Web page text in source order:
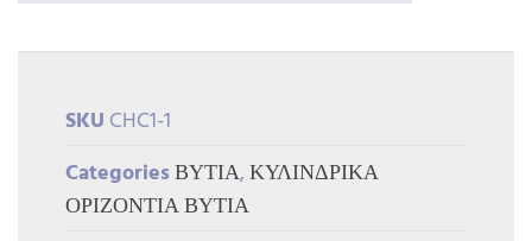
SKU CHC1-1
CategoriesΒΥΤΙΑ,ΚΥΛΙΝΔΡΙΚΑ
ΟΡΙΖΟΝΤΙΑ ΒΥΤΙΑ